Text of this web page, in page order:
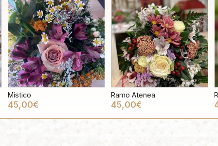
Místico
45,00€
Ramo Atenea
45,00€